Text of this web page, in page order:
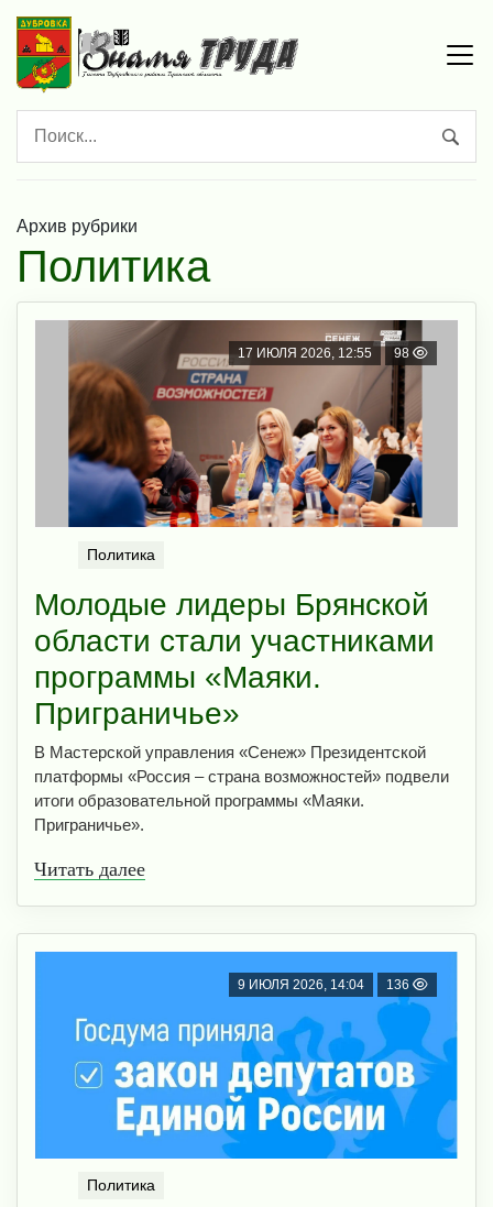
Архив рубрики
Политика
17 ИЮЛЯ 2026, 12:55 98
Политика
Молодые лидеры Брянской
области стали участниками
программы «Маяки.
Приграничье»
В Мастерской управления «Сенеж» Президентской
платформы «Россия – страна возможностей» подвели
итоги образовательной программы «Маяки.
Приграничье».
Читать далее
9 ИЮЛЯ 2026, 14:04 136
Политика